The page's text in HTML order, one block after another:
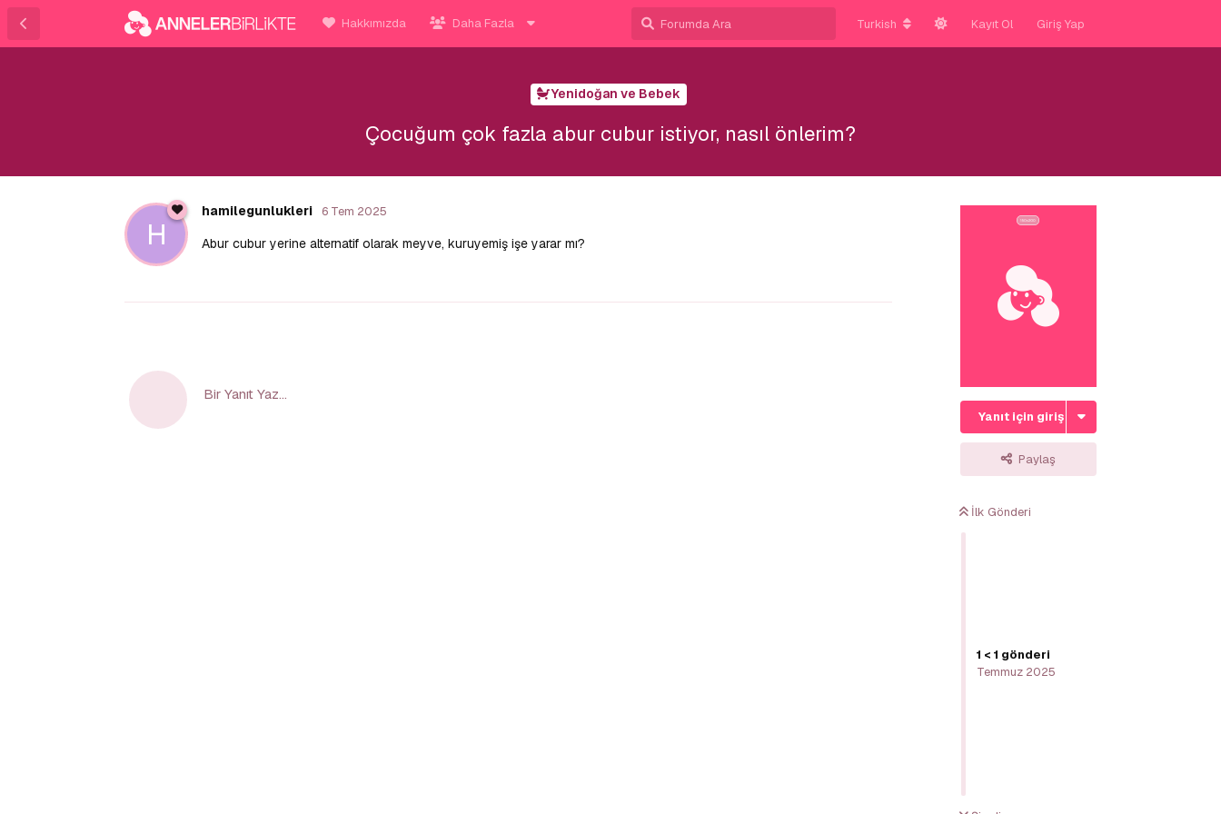
Hakkımızda Daha Fazla Turkish Kayıt Ol Giriş Yap
Yenidoğan ve Bebek
Çocuğum çok fazla abur cubur istiyor, nasıl önlerim?
Yanıt için giriş yap
Paylaş
İlk Gönderi
1 < 1 gönderi
Temmuz 2025
H
hamilegunlukleri 6 Tem 2025
Abur cubur yerine alternatif olarak meyve, kuruyemiş işe yarar mı?
Bir Yanıt Yaz...